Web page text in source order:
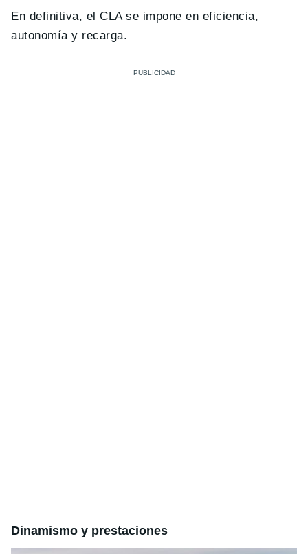
En definitiva, el CLA se impone en eficiencia,
autonomía y recarga.
Dinamismo y prestaciones